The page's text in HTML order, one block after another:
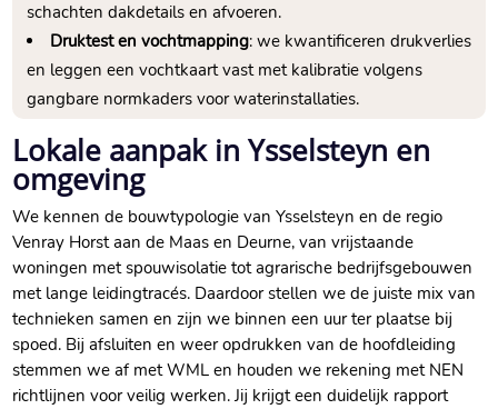
schachten dakdetails en afvoeren.​
Druktest en vochtmapping: we kwantificeren drukverlies
en leggen een vochtkaart vast met kalibratie volgens
gangbare normkaders voor waterinstallaties.​
Lokale aanpak in Ysselsteyn en
omgeving
We kennen de bouwtypologie van Ysselsteyn en de regio
Venray Horst aan de Maas en Deurne, van vrijstaande
woningen met spouwisolatie tot agrarische bedrijfsgebouwen
met lange leidingtracés.​ Daardoor stellen we de juiste mix van
technieken samen en zijn we binnen een uur ter plaatse bij
spoed.​ Bij afsluiten en weer opdrukken van de hoofdleiding
stemmen we af met WML en houden we rekening met NEN
richtlijnen voor veilig werken.​ Jij krijgt een duidelijk rapport